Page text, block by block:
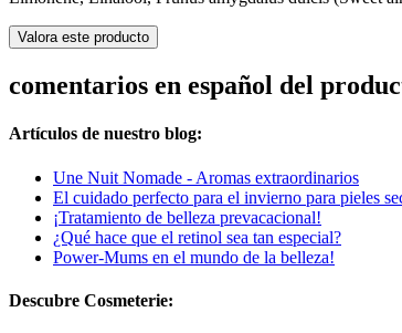
Valora este producto
comentarios en español del
Artículos de nuestro blog:
Une Nuit Nomade - Aromas extraordinarios
El cuidado perfecto para el invierno para pieles
¡Tratamiento de belleza prevacacional!
¿Qué hace que el retinol sea tan especial?
Power-Mums en el mundo de la belleza!
Descubre Cosmeterie: